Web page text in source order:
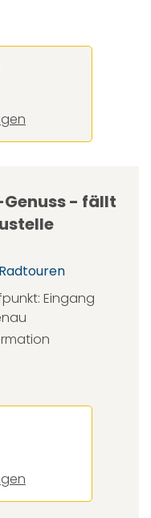
- fällt
Eingang